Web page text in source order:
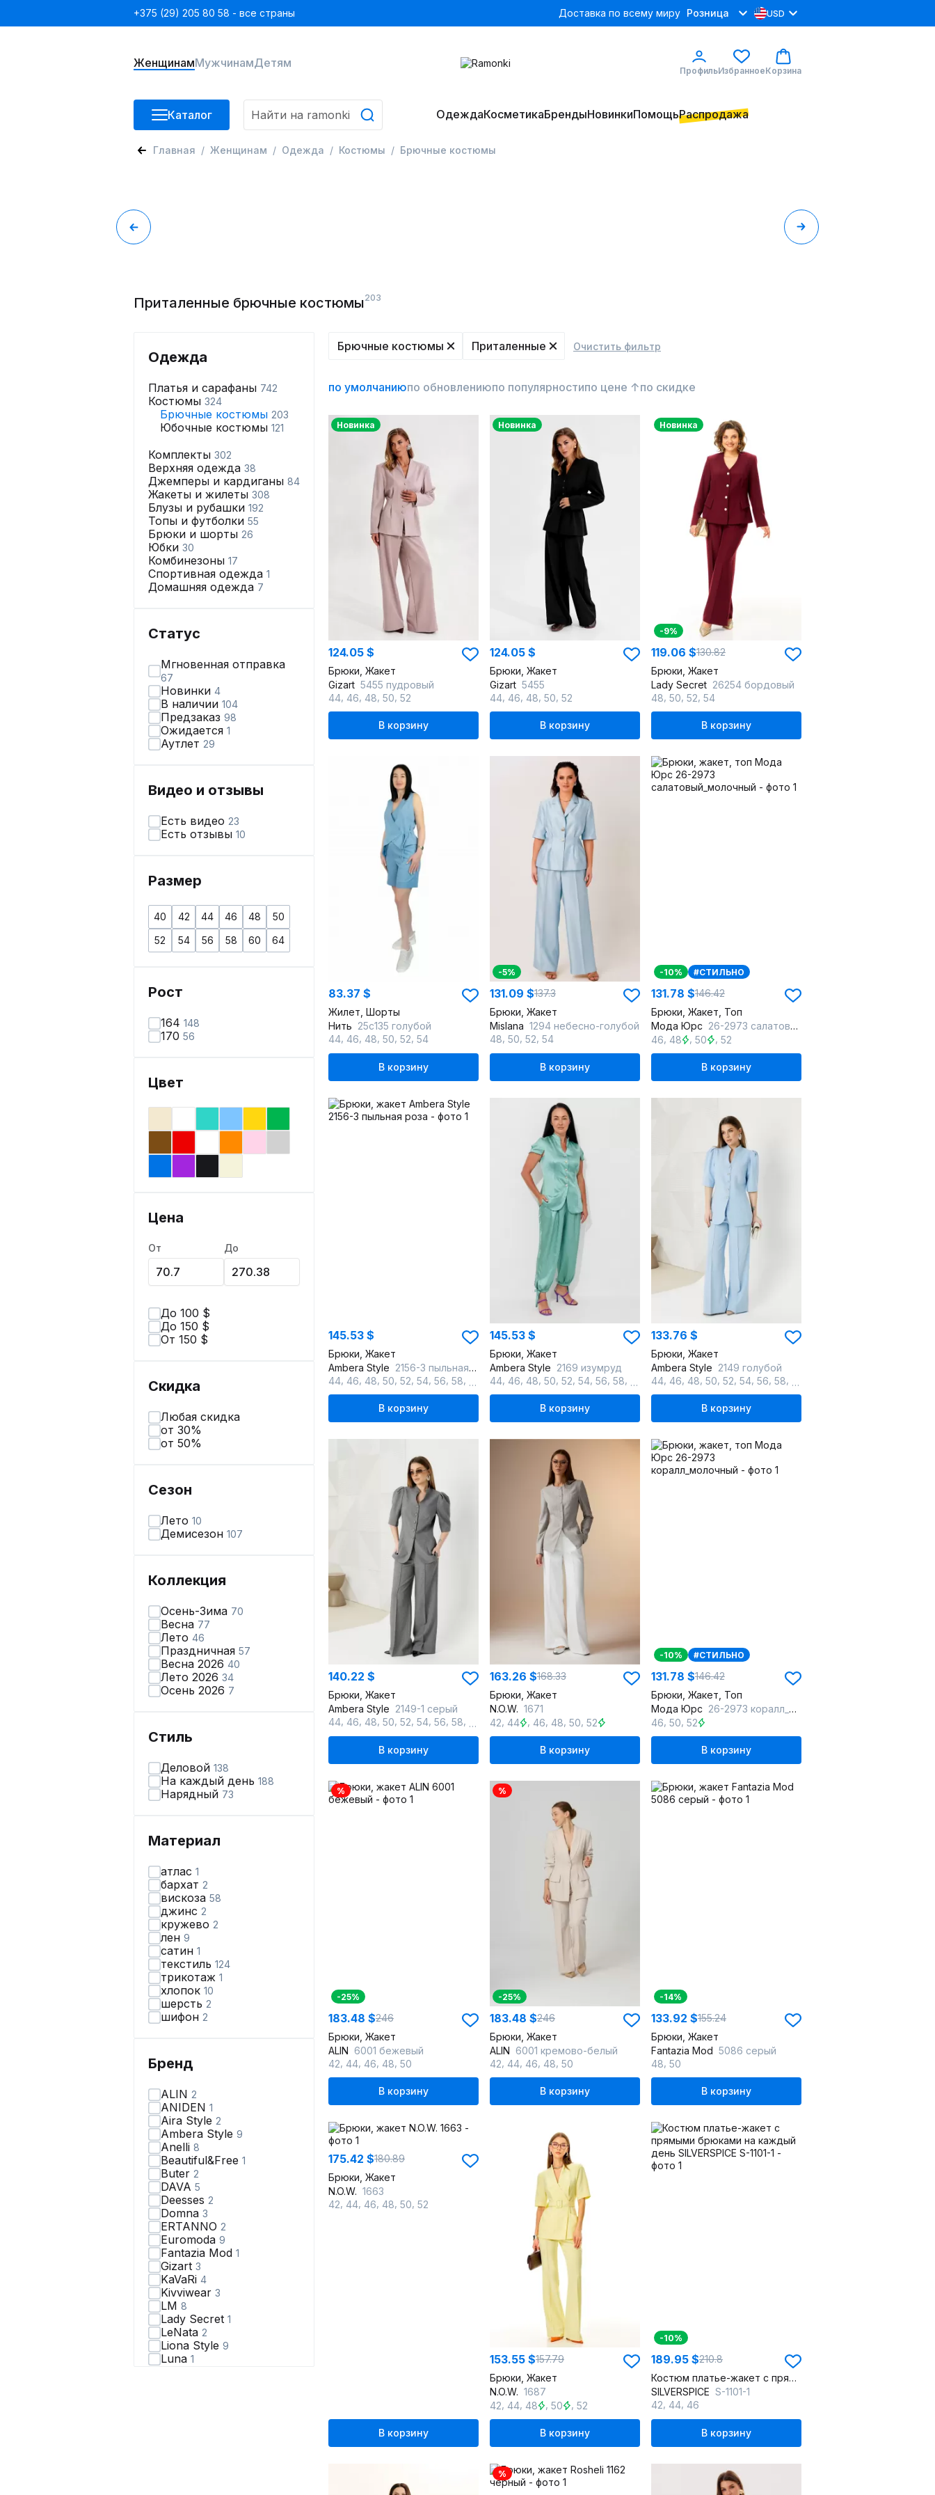
+375 (29) 205 80 58 - все страны Доставка по всему миру Розница USD
ЖенщинамМужчинамДетям
ПрофильИзбранноеКорзина
Каталог ОдеждаКосметикаБрендыНовинкиПомощьРаспродажа
Главная Женщинам Одежда Костюмы Брючные костюмы
Приталенные брючные костюмы203
Одежда
Платья и сарафаны 742
Костюмы 324
Брючные костюмы 203
Юбочные костюмы 121
Комплекты 302
Верхняя одежда 38
Джемперы и кардиганы 84
Жакеты и жилеты 308
Блузы и рубашки 192
Топы и футболки 55
Брюки и шорты 26
Юбки 30
Комбинезоны 17
Спортивная одежда 1
Домашняя одежда 7
Статус
Мгновенная отправка
67
Новинки 4
В наличии 104
Предзаказ 98
Ожидается 1
Аутлет 29
Видео и отзывы
Есть видео 23
Есть отзывы 10
Размер
40 42 44 46 48
50
52
54 56 58 60 64
Рост
164 148
170 56
Цвет
Цена
От До
До 100 $
До 150 $
От 150 $
Скидка
Любая скидка
от 30%
от 50%
Сезон
Лето 10
Демисезон 107
Коллекция
Осень-Зима 70
Весна 77
Лето 46
Праздничная 57
Весна 2026 40
Лето 2026 34
Осень 2026 7
Стиль
Деловой 138
На каждый день 188
Нарядный 73
Материал
атлас 1
бархат 2
вискоза 58
джинс 2
кружево 2
лен 9
сатин 1
текстиль 124
трикотаж 1
хлопок 10
шерсть 2
шифон 2
Бренд
ALIN 2
ANIDEN 1
Aira Style 2
Ambera Style 9
Anelli 8
Beautiful&Free 1
Butеr 2
DAVA 5
Deesses 2
Domna 3
ERTANNO 2
Euromoda 9
Fantazia Mod 1
Gizart 3
KaVaRi 4
Kivviwear 3
LM 8
Lady Secret 1
LeNata 2
Liona Style 9
Luna 1
Брючные костюмы Приталенные Очистить фильтр
по умолчаниюпо обновлениюпо популярностипо цене ↑по скидке
Новинка
124.05 $
Брюки, Жакет
Gizart 5455 пудровый
44 46 48 50 52
В корзину
Новинка
124.05 $
Брюки, Жакет
Gizart 5455
44 46 48 50 52
В корзину
Новинка
-9%
119.06 $130.82
Брюки, Жакет
Lady Secret 26254 бордовый
48 50 52 54
В корзину
83.37 $
Жилет, Шорты
Нить 25с135 голубой
44 46 48 50 52 54
В корзину
-5%
131.09 $137.3
Брюки, Жакет
Mislana 1294 небесно-голубой
48 50 52 54
В корзину
-10% #СТИЛЬНО
131.78 $146.42
Брюки, Жакет, Топ
Мода Юрс 26-2973 салатовый_молочный
46 48 ,50 52
В корзину
145.53 $
Брюки, Жакет
Ambera Style 2156-3 пыльная роза
44 46 48 50 52 54 56 58
В корзину
145.53 $
Брюки, Жакет
Ambera Style 2169 изумруд
44 46 48 50 52 54 56 58
В корзину
133.76 $
Брюки, Жакет
Ambera Style 2149 голубой
44 46 48 50 52 54 56 58
В корзину
140.22 $
Брюки, Жакет
Ambera Style 2149-1 серый
44 46 48 50 52 54 56 58
В корзину
163.26 $168.33
Брюки, Жакет
N.O.W. 1671
42 44 46 48 ,50 ,52
В корзину
-10% #СТИЛЬНО
131.78 $146.42
Брюки, Жакет, Топ
Мода Юрс 26-2973 коралл_молочный
46 50 52
В корзину
%
-25%
183.48 $246
Брюки, Жакет
ALIN 6001 бежевый
42 44 46 48 50
В корзину
%
-25%
183.48 $246
Брюки, Жакет
ALIN 6001 кремово-белый
42 44 46 48 50
В корзину
-14%
133.92 $155.24
Брюки, Жакет
Fantazia Mod 5086 серый
48 50
В корзину
175.42 $180.89
Брюки, Жакет
N.O.W. 1663
42 44 46 48 50 52
В корзину
153.55 $157.79
Брюки, Жакет
N.O.W. 1687
42 44 48 ,50 52
В корзину
-10%
189.95 $210.8
Костюм платье-жакет с прямыми брюками на каждый день
SILVERSPICE S-1101-1
42 44 46
В корзину
%